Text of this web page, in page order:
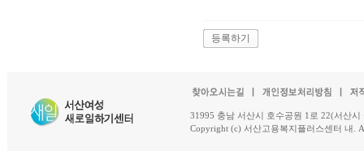
등록하기
31995 충남 서산시 호수공원 1로 22(서산
Copyright (c) 서산고용복지플러스센터 내.